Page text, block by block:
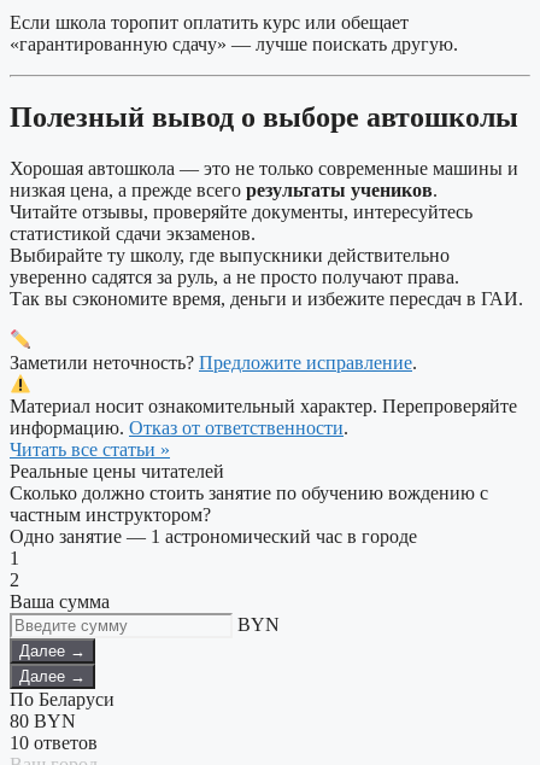
Если школа торопит оплатить курс или обещает
«гарантированную сдачу» — лучше поискать другую.
Полезный вывод о выборе автошколы
Хорошая автошкола — это не только современные машины и
низкая цена, а прежде всего результаты учеников.
Читайте отзывы, проверяйте документы, интересуйтесь
статистикой сдачи экзаменов.
Выбирайте ту школу, где выпускники действительно
уверенно садятся за руль, а не просто получают права.
Так вы сэкономите время, деньги и избежите пересдач в ГАИ.
Заметили неточность? Предложите исправление.
Материал носит ознакомительный характер. Перепроверяйте
информацию. Отказ от ответственности.
Читать все статьи »
Реальные цены читателей
Сколько должно стоить занятие по обучению вождению с
частным инструктором?
Одно занятие — 1 астрономический час в городе
1
2
Ваша сумма
BYN
Далее →
Далее →
По Беларуси
80 BYN
10 ответов